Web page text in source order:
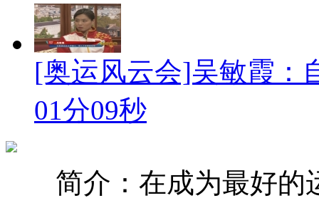
[奥运风云会]吴敏霞：
01分09秒
简介：在成为最好的